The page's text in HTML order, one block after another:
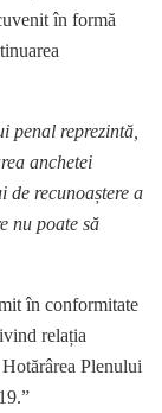
în formă
penal reprezintă,
anchetei
de recunoaștere a
nu poate să
în conformitate
relația
Plenului